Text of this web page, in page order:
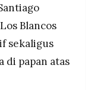
La Liga.
Blancos
sekaligus
di papan atas